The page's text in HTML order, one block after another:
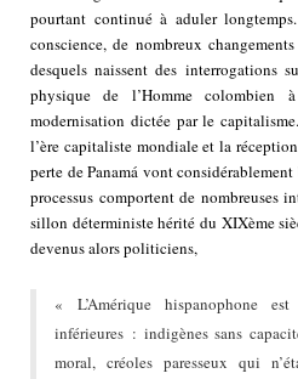
pourtant continué à aduler
conscience, de nombreux
desquels naissent des interrogations
physique de l’Homme colombien
modernisation dictée par le
l’ère capitaliste mondiale et la
perte de Panamá vont
processus comportent de nombreuses
sillon déterministe hérité du XIXème
devenus alors politiciens,
« L’Amérique hispanophone
inférieures : indigènes sans
moral, créoles paresseux qui